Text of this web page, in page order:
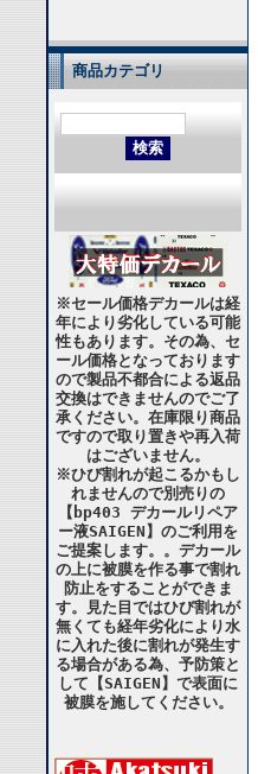
商品カテゴリ
※セール価格デカールは経
年により劣化している可能
性もあります。その為、セ
ール価格となっております
ので製品不都合による返品
交換はできませんのでご了
承ください。在庫限り商品
ですので取り置きや再入荷
はございません。
※ひび割れが起こるかもし
れませんので別売りの
【bp403 デカールリペア
ー液SAIGEN】のご利用を
ご提案します。。デカール
の上に被膜を作る事で割れ
防止をすることができま
す。見た目ではひび割れが
無くても経年劣化により水
に入れた後に割れが発生す
る場合がある為、予防策と
して【SAIGEN】で表面に
被膜を施してください。